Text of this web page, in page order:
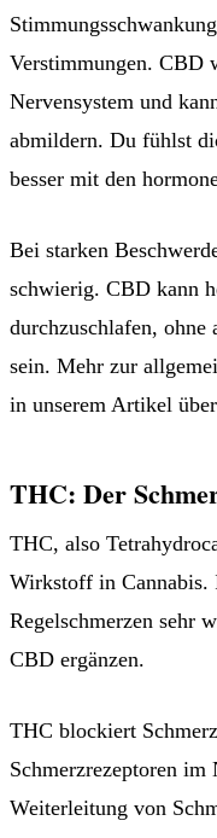
Verstimmungen. CBD
Nervensystem und
abmildern. Du fühlst
besser mit den
Bei starken
schwierig. CBD kann
durchzuschlafen, ohne
sein. Mehr zur
in unserem Artikel über
THC: Der
THC, also
Wirkstoff in Cannabis.
Regelschmerzen sehr
CBD ergänzen.
THC blockiert
Schmerzrezeptoren im
Weiterleitung von